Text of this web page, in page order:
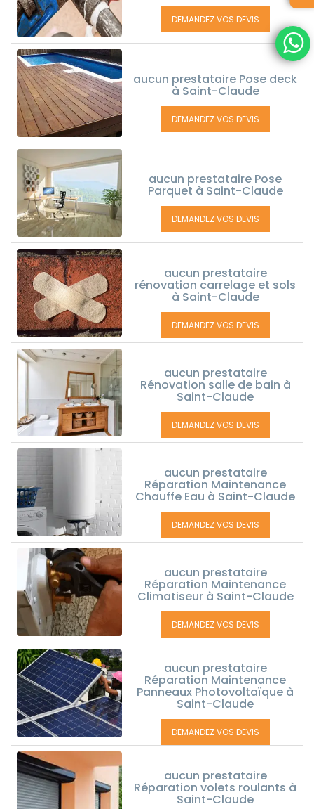
DEMANDEZ VOS DEVIS
aucun prestataire Pose deck
à Saint-Claude
DEMANDEZ VOS DEVIS
aucun prestataire Pose
Parquet à Saint-Claude
DEMANDEZ VOS DEVIS
aucun prestataire
rénovation carrelage et sols
à Saint-Claude
DEMANDEZ VOS DEVIS
aucun prestataire
Rénovation salle de bain à
Saint-Claude
DEMANDEZ VOS DEVIS
aucun prestataire
Réparation Maintenance
Chauffe Eau à Saint-Claude
DEMANDEZ VOS DEVIS
aucun prestataire
Réparation Maintenance
Climatiseur à Saint-Claude
DEMANDEZ VOS DEVIS
aucun prestataire
Réparation Maintenance
Panneaux Photovoltaïque à
Saint-Claude
DEMANDEZ VOS DEVIS
aucun prestataire
Réparation volets roulants à
Saint-Claude